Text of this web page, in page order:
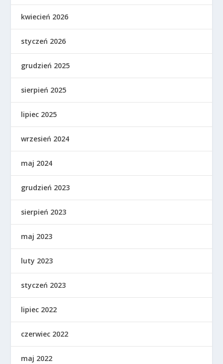
kwiecień 2026
styczeń 2026
grudzień 2025
sierpień 2025
lipiec 2025
wrzesień 2024
maj 2024
grudzień 2023
sierpień 2023
maj 2023
luty 2023
styczeń 2023
lipiec 2022
czerwiec 2022
maj 2022